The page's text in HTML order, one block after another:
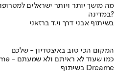
מה מושך יותר ויותר ישראלים
במדינה?
בשיתוף אבני דרך וי.ד ברזאני
המקום הכי טוב באיצטדיון - שלכם
המונדיאל עם מסכי Dreame - כמו שעוד לא ראיתם ולא שמעתם
בשיתוף Dreame